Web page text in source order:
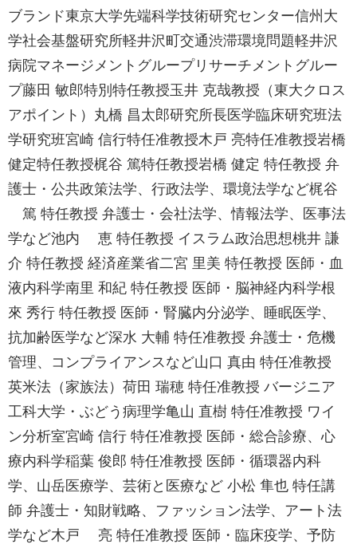
ブランド東京大学先端科学技術研究センター信州大
学社会基盤研究所軽井沢町交通渋滞環境問題軽井沢
病院マネージメントグループリサーチメントグルー
プ藤田 敏郎特別特任教授玉井 克哉教授（東大クロス
アポイント）丸橋 昌太郎研究所長医学臨床研究班法
学研究班宮崎 信行特任准教授木戸 亮特任准教授岩橋
健定特任教授梶谷 篤特任教授岩橋 健定 特任教授 弁
護士・公共政策法学、行政法学、環境法学など梶谷
篤 特任教授 弁護士・会社法学、情報法学、医事法
学など池内 恵 特任教授 イスラム政治思想桃井 謙
介 特任教授 経済産業省二宮 里美 特任教授 医師・血
液内科学南里 和紀 特任教授 医師・脳神経内科学根
來 秀行 特任教授 医師・腎臓内分泌学、睡眠医学、
抗加齢医学など深水 大輔 特任准教授 弁護士・危機
管理、コンプライアンスなど山口 真由 特任准教授
英米法（家族法）荷田 瑞穂 特任准教授 バージニア
工科大学・ぶどう病理学亀山 直樹 特任准教授 ワイ
ン分析室宮崎 信行 特任准教授 医師・総合診療、心
療内科学稲葉 俊郎 特任准教授 医師・循環器内科
学、山岳医療学、芸術と医療など 小松 隼也 特任講
師 弁護士・知財戦略、ファッション法学、アート法
学など木戸 亮 特任准教授 医師・臨床疫学、予防